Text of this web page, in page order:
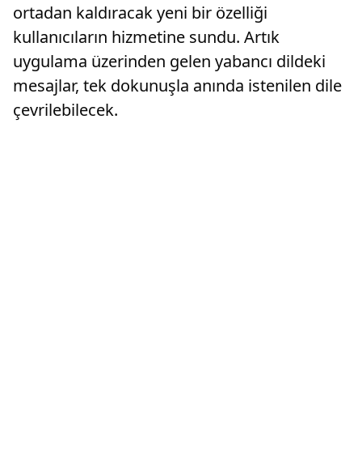
ortadan kaldıracak yeni bir özelliği
kullanıcıların hizmetine sundu. Artık
uygulama üzerinden gelen yabancı dildeki
mesajlar, tek dokunuşla anında istenilen dile
çevrilebilecek.